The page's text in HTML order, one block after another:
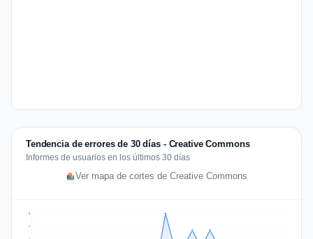
Tendencia de errores de 30 días - Creative Commons
Informes de usuarios en los últimos 30 días
Ver mapa de cortes de Creative Commons
2
3